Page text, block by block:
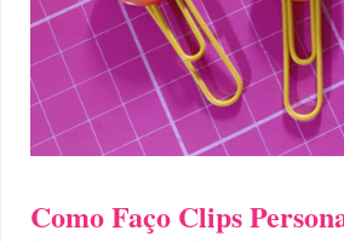
Como Faço Clips